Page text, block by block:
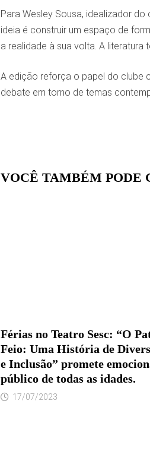
Para Wesley Sousa, idealizador
ideia é construir um espaço de
a realidade à sua volta. A literatura
A edição reforça o papel do clube
debate em torno de temas
VOCÊ TAMBÉM PODE
Férias no Teatro Sesc: “O
Feio: Uma História de
e Inclusão” promete
público de todas as idades.
17/07/2023